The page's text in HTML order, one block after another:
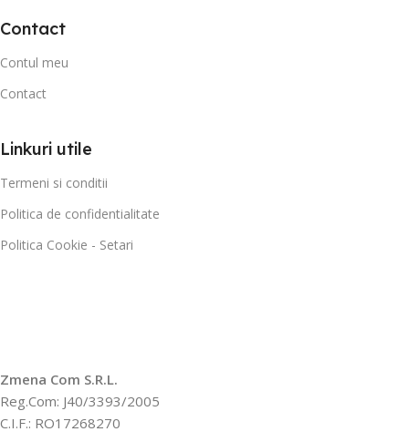
Contact
Contul meu
Contact
Linkuri utile
Termeni si conditii
Politica de confidentialitate
Politica Cookie - Setari
Zmena Com S.R.L.
Reg.Com: J40/3393/2005
C.I.F.: RO17268270